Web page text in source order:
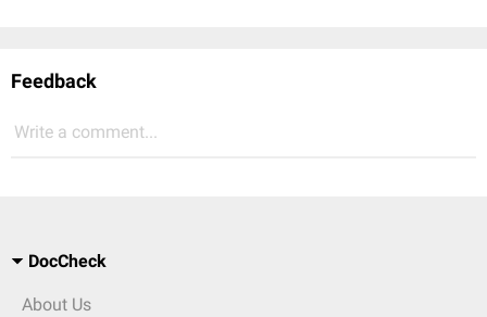
Feedback
Write a comment...
DocCheck
About Us